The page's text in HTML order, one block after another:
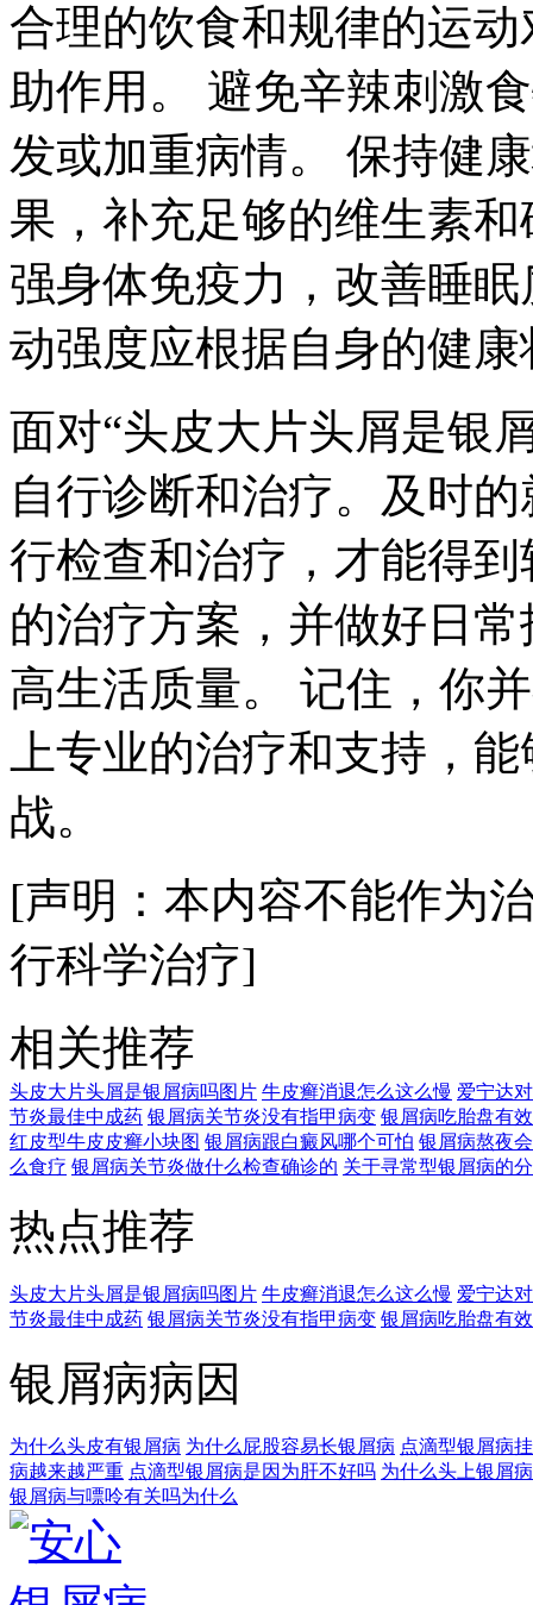
合理的饮食和规律的运
助作用。 避免辛辣刺激
发或加重病情。 保持健
果，补充足够的维生素
强身体免疫力，改善睡
动强度应根据自身的健
面对“头皮大片头屑是银
自行诊断和治疗。及时
行检查和治疗，才能得
的治疗方案，并做好日
高生活质量。 记住，你
上专业的治疗和支持，
战。
[声明：本内容不能作为
行科学治疗]
相关推荐
头皮大片头屑是银屑病吗图片 牛皮癣消退怎么这么慢 爱宁达
节炎最佳中成药 银屑病关节炎没有指甲病变 银屑病吃胎盘有
红皮型牛皮皮癣小块图 银屑病跟白癜风哪个可怕 银屑病熬夜
么食疗 银屑病关节炎做什么检查确诊的 关于寻常型银屑病的
热点推荐
头皮大片头屑是银屑病吗图片 牛皮癣消退怎么这么慢 爱宁达
节炎最佳中成药 银屑病关节炎没有指甲病变 银屑病吃胎盘有
银屑病病因
为什么头皮有银屑病 为什么屁股容易长银屑病 点滴型银屑病
病越来越严重 点滴型银屑病是因为肝不好吗 为什么头上银屑
银屑病与嘌呤有关吗为什么